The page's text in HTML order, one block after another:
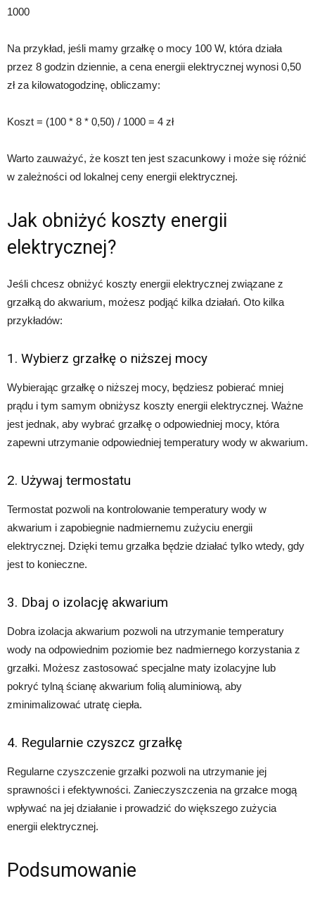
1000
Na przykład, jeśli mamy grzałkę o mocy 100 W, która działa
przez 8 godzin dziennie, a cena energii elektrycznej wynosi 0,50
zł za kilowatogodzinę, obliczamy:
Koszt = (100 * 8 * 0,50) / 1000 = 4 zł
Warto zauważyć, że koszt ten jest szacunkowy i może się różnić
w zależności od lokalnej ceny energii elektrycznej.
Jak obniżyć koszty energii
elektrycznej?
Jeśli chcesz obniżyć koszty energii elektrycznej związane z
grzałką do akwarium, możesz podjąć kilka działań. Oto kilka
przykładów:
1. Wybierz grzałkę o niższej mocy
Wybierając grzałkę o niższej mocy, będziesz pobierać mniej
prądu i tym samym obniżysz koszty energii elektrycznej. Ważne
jest jednak, aby wybrać grzałkę o odpowiedniej mocy, która
zapewni utrzymanie odpowiedniej temperatury wody w akwarium.
2. Używaj termostatu
Termostat pozwoli na kontrolowanie temperatury wody w
akwarium i zapobiegnie nadmiernemu zużyciu energii
elektrycznej. Dzięki temu grzałka będzie działać tylko wtedy, gdy
jest to konieczne.
3. Dbaj o izolację akwarium
Dobra izolacja akwarium pozwoli na utrzymanie temperatury
wody na odpowiednim poziomie bez nadmiernego korzystania z
grzałki. Możesz zastosować specjalne maty izolacyjne lub
pokryć tylną ścianę akwarium folią aluminiową, aby
zminimalizować utratę ciepła.
4. Regularnie czyszcz grzałkę
Regularne czyszczenie grzałki pozwoli na utrzymanie jej
sprawności i efektywności. Zanieczyszczenia na grzałce mogą
wpływać na jej działanie i prowadzić do większego zużycia
energii elektrycznej.
Podsumowanie